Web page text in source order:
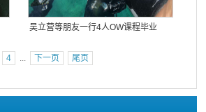
吴立营等朋友一行4人OW课程毕业
4 ... 下一页 尾页